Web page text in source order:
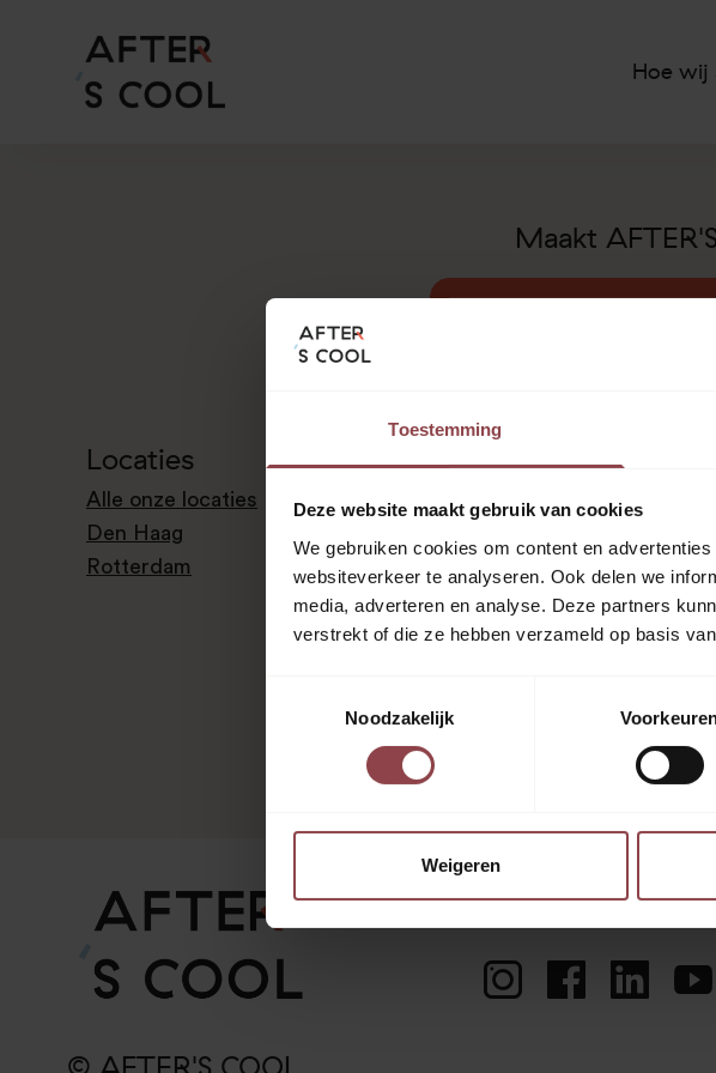
Toestemming
Deze website maakt gebruik van cookies
We gebruiken cookies om content en
websiteverkeer te analyseren. Ook delen we
media, adverteren en analyse. Deze partners
verstrekt of die ze hebben verzameld op basis
Noodzakelijk
Weigeren
Hoe wij
Maakt
Locaties
Alle onze locaties
Den Haag
Rotterdam
Meer lezen
Nieuws